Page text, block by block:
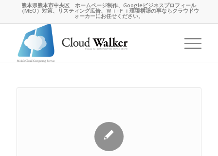
熊本県熊本市中央区 ホームページ制作、Googleビジネスプロフィール
（MEO）対策、リスティング広告、Ｗｉ-Ｆｉ環境構築の事ならクラウドウ
ォーカーにお任せください。